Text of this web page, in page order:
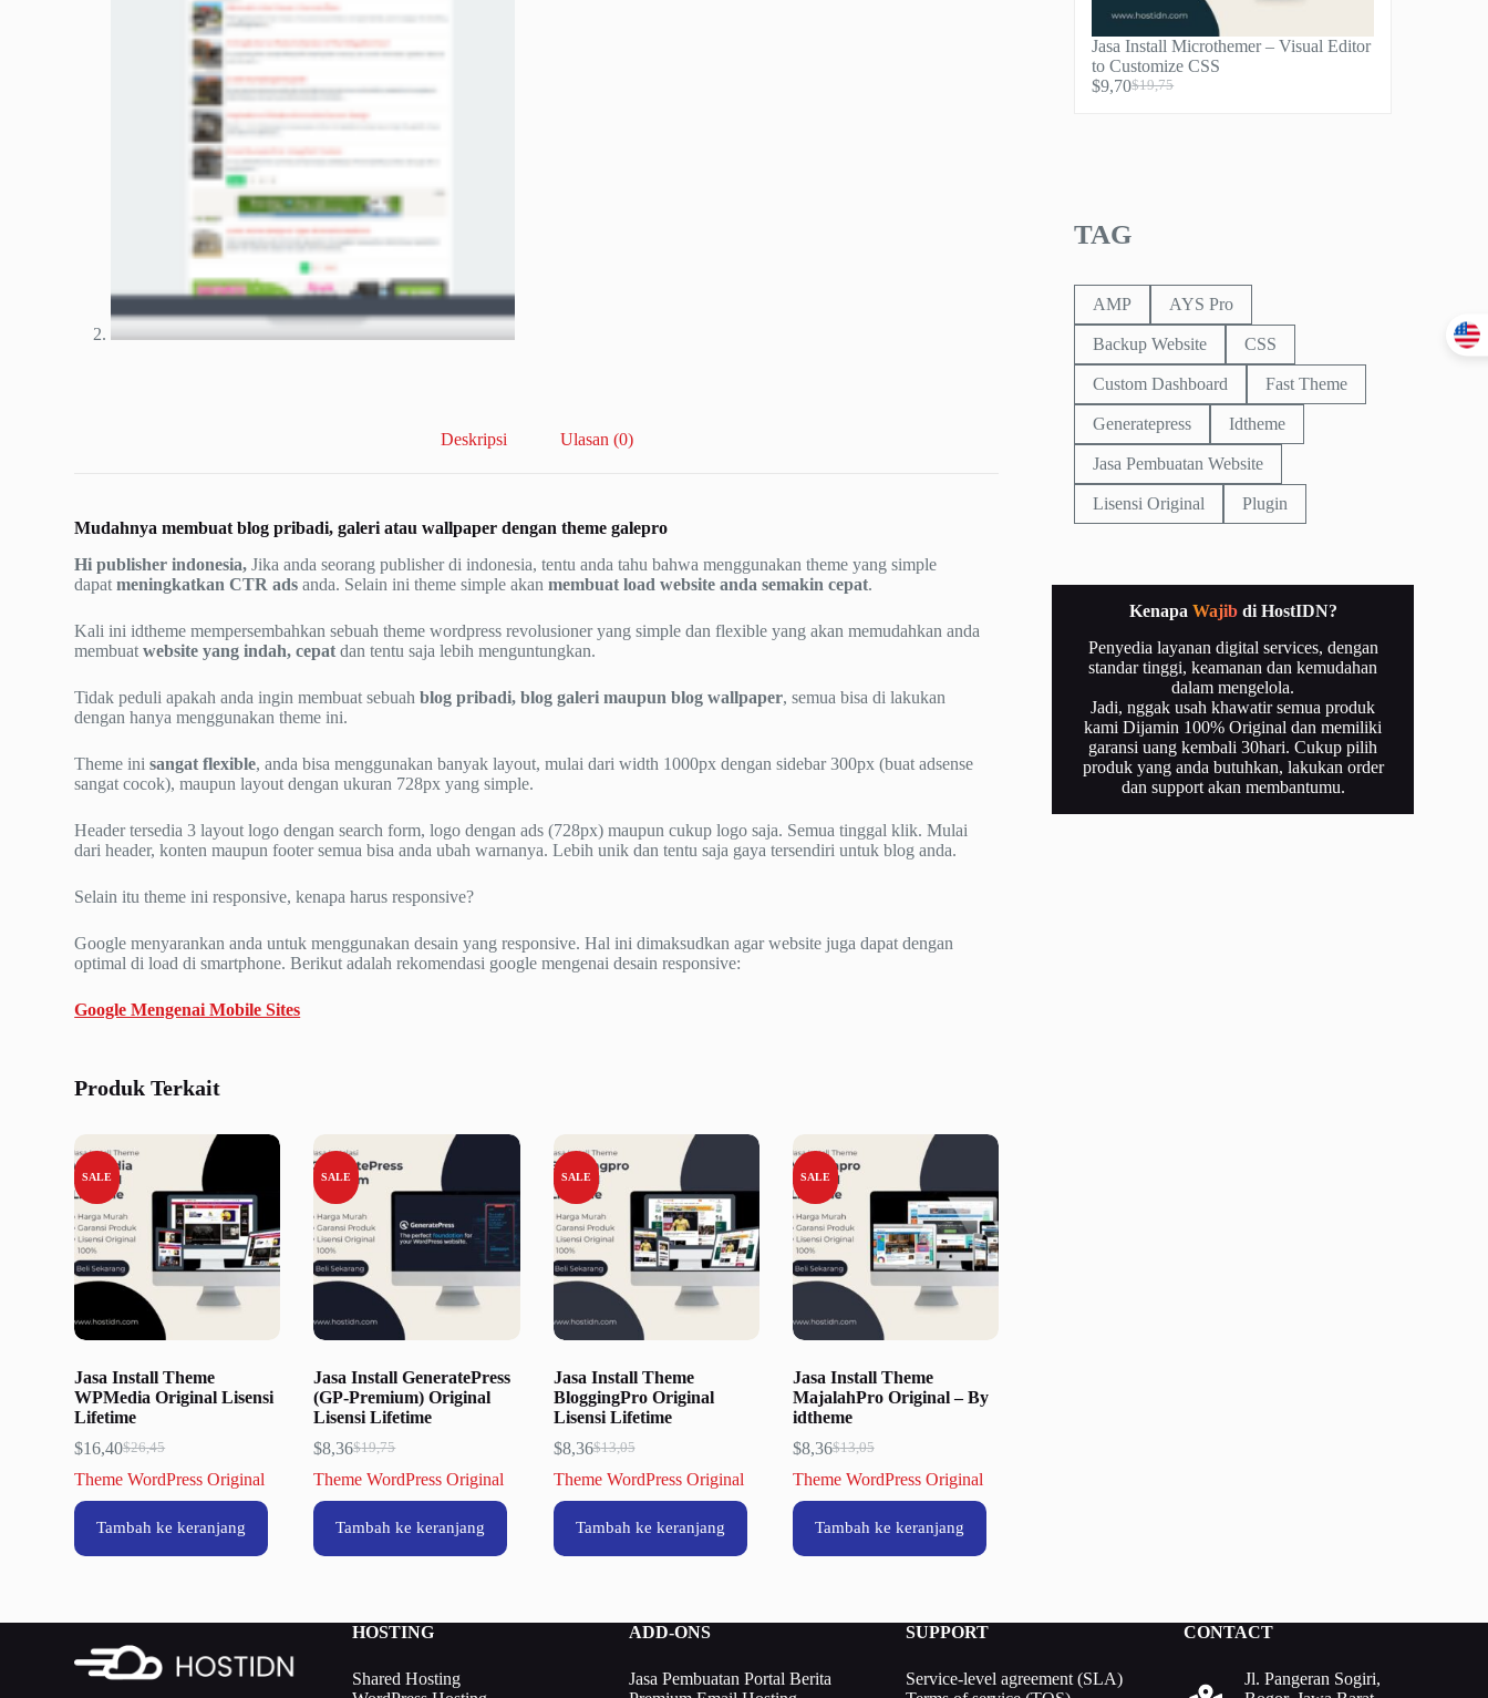
Deskripsi Ulasan (0)
Mudahnya membuat blog pribadi, galeri atau wallpaper dengantheme galepro
Hi publisher indonesia, Jika anda seorang publisher di indonesia, tentu anda tahu bahwa menggunakan theme yang simple
dapatmeningkatkan CTR ads anda. Selain ini theme simple akanmembuat load website anda semakin cepat.
Kali ini idtheme mempersembahkan sebuah theme wordpress revolusioner yang simple dan flexible yang akan memudahkan anda
membuatwebsite yang indah, cepat dan tentu saja lebih menguntungkan.
Tidak peduli apakah anda ingin membuat sebuahblog pribadi, blog galeri maupun blog wallpaper, semua bisa di lakukan
dengan hanya menggunakan theme ini.
Theme inisangat flexible, anda bisa menggunakan banyak layout, mulai dari width 1000px dengan sidebar 300px (buat adsense
sangat cocok), maupun layout dengan ukuran 728px yang simple.
Header tersedia 3 layout logo dengan search form, logo dengan ads (728px) maupun cukup logo saja. Semua tinggal klik. Mulai
dari header, konten maupun footer semua bisa anda ubah warnanya. Lebih unik dan tentu saja gaya tersendiri untuk blog anda.
Selain itu theme ini responsive, kenapa harus responsive?
Google menyarankan anda untuk menggunakan desain yang responsive. Hal ini dimaksudkan agar website juga dapat dengan
optimal di load di smartphone. Berikut adalah rekomendasi google mengenai desain responsive:
Google Mengenai Mobile Sites
Produk Terkait
SALE
Jasa Install Theme
WPMedia Original Lisensi
Lifetime
$26,45
Harga
aslinya
$16,40Harga
saat
$16,40.
Theme WordPress Original
Tambah ke keranjang
SALE
Jasa Install GeneratePress
(GP-Premium) Original
Lisensi Lifetime
$19,75
Harga
aslinya
$8,36Harga
saat
$8,36.
Theme WordPress Original
Tambah ke keranjang
SALE
Jasa Install Theme
BloggingPro Original
Lisensi Lifetime
$13,05
Harga
aslinya
$8,36Harga
saat
$8,36.
Theme WordPress Original
Tambah ke keranjang
SALE
Jasa Install Theme
MajalahPro Original – By
idtheme
$13,05
Harga
aslinya
$8,36Harga
saat
$8,36.
Theme WordPress Original
Tambah ke keranjang
Jasa Install Microthemer – Visual Editor
to Customize CSS
$19,75
Harga
$9,70Harga
TAG
AMP AYS Pro
Backup Website CSS
Custom Dashboard Fast Theme
Generatepress Idtheme
Jasa Pembuatan Website
Lisensi Original Plugin
Kenapa Wajibdi HostIDN?
Penyedia layanan digital services, dengan
standar tinggi, keamanan dan kemudahan
dalam mengelola.
Jadi, nggak usah khawatir semua produk
kami Dijamin 100% Original dan memiliki
garansi uang kembali 30hari. Cukup pilih
produk yang anda butuhkan, lakukan order
dan support akan membantumu.
HOSTING
Shared Hosting
ADD-ONS
Jasa Pembuatan Portal Berita
SUPPORT
Service-level agreement (SLA)
CONTACT
Jl. Pangeran Sogiri,